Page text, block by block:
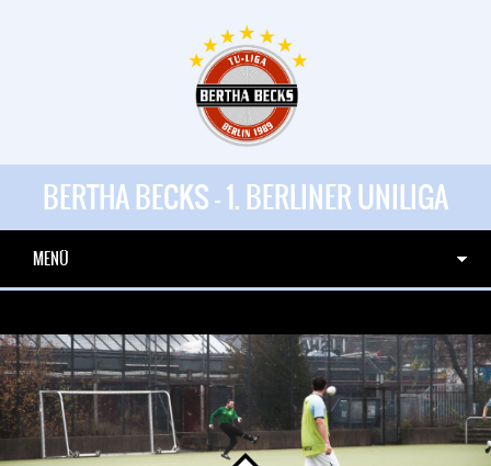
BERTHA BECKS - 1. BERLINER UNILIGA
MENÜ